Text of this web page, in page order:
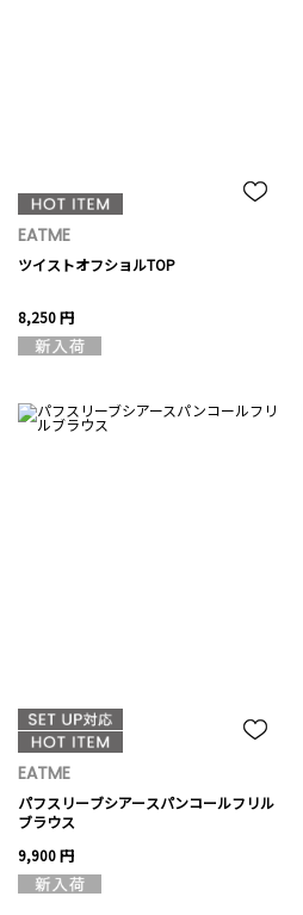
EATME
ツイストオフショルTOP
8,250 円
EATME
パフスリーブシアースパンコールフリル
ブラウス
9,900 円